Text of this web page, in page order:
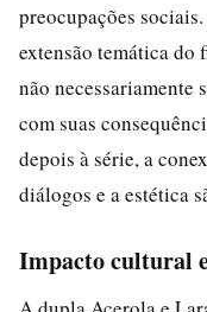
preocupações
extensão temática do
não necessariamente
com suas
depois à série, a
diálogos e a estética
Impacto cultural